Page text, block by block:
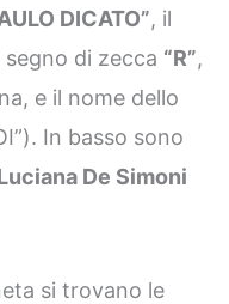
DICATO”, il
segno di zecca “R”,
e il nome dello
In basso sono
De Simoni
si trovano le